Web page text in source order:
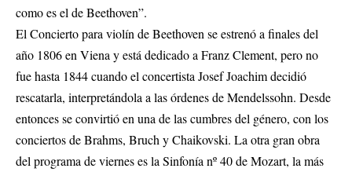
como es el de Beethoven”.
El Concierto para violín de Beethoven se estrenó a finales del
año 1806 en Viena y está dedicado a Franz Clement, pero no
fue hasta 1844 cuando el concertista Josef Joachim decidió
rescatarla, interpretándola a las órdenes de Mendelssohn. Desde
entonces se convirtió en una de las cumbres del género, con los
conciertos de Brahms, Bruch y Chaikovski. La otra gran obra
del programa de viernes es la Sinfonía nº 40 de Mozart, la más